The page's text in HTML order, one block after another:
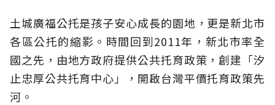
土城廣福公托是孩子安心成長的園地，更是新北市
各區公托的縮影。時間回到2011年，新北市率全
國之先，由地方政府提供公共托育政策，創建「汐
止忠厚公共托育中心」，開啟台灣平價托育政策先
河。